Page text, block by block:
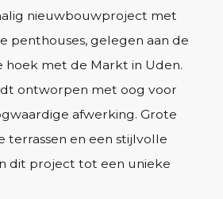
nieuwbouwproject met
penthouses, gelegen aan de
hoek met de Markt in Uden.
ontworpen met oog voor
afwerking. Grote
terrassen en een stijlvolle
dit project tot een unieke